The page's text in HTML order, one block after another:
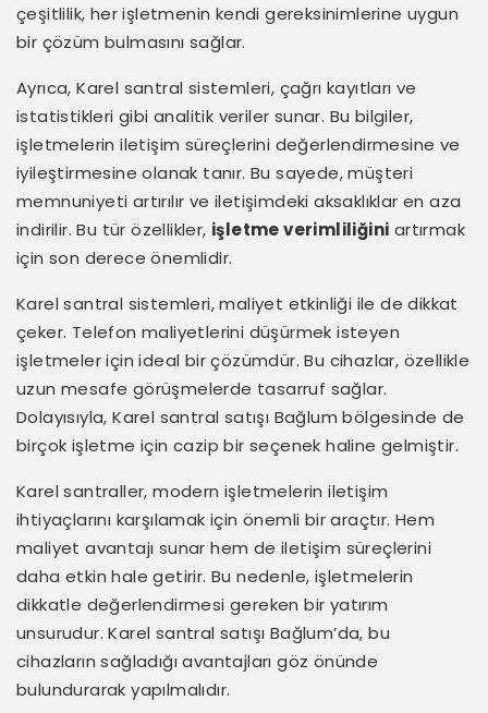
çeşitlilik, her işletmenin kendi gereksinimlerine uygun
bir çözüm bulmasını sağlar.
Ayrıca, Karel santral sistemleri, çağrı kayıtları ve
istatistikleri gibi analitik veriler sunar. Bu bilgiler,
işletmelerin iletişim süreçlerini değerlendirmesine ve
iyileştirmesine olanak tanır. Bu sayede, müşteri
memnuniyeti artırılır ve iletişimdeki aksaklıklar en aza
indirilir. Bu tür özellikler, işletme verimliliğini artırmak
için son derece önemlidir.
Karel santral sistemleri, maliyet etkinliği ile de dikkat
çeker. Telefon maliyetlerini düşürmek isteyen
işletmeler için ideal bir çözümdür. Bu cihazlar, özellikle
uzun mesafe görüşmelerde tasarruf sağlar.
Dolayısıyla, Karel santral satışı Bağlum bölgesinde de
birçok işletme için cazip bir seçenek haline gelmiştir.
Karel santraller, modern işletmelerin iletişim
ihtiyaçlarını karşılamak için önemli bir araçtır. Hem
maliyet avantajı sunar hem de iletişim süreçlerini
daha etkin hale getirir. Bu nedenle, işletmelerin
dikkatle değerlendirmesi gereken bir yatırım
unsurudur. Karel santral satışı Bağlum’da, bu
cihazların sağladığı avantajları göz önünde
bulundurarak yapılmalıdır.